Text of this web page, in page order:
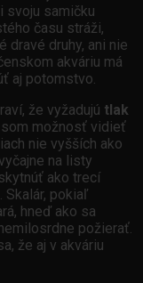
svoju samičku
času stráži,
dravé druhy, ani nie
akváriu má
aj potomstvo.
že vyžadujú tlak
možnosť vidieť
nie vyšších ako
na listy
ako trecí
. Skalár, pokiaľ
hneď ako sa
požierať.
že aj v akváriu